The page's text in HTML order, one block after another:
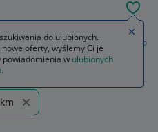
Gry online (MMO) Konta do gier F2P
do ulubionych.
oferty, wyślemy Ci je
powiadomienia w ulubionych
.